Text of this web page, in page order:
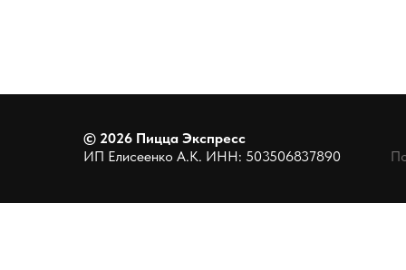
© 2026 Пицца Экспресс
ИП Елисеенко А.К. ИНН: 503506837890